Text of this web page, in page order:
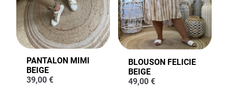
PANTALON MIMI
BEIGE
39,00 €
BLOUSON FELICIE
BEIGE
49,00 €